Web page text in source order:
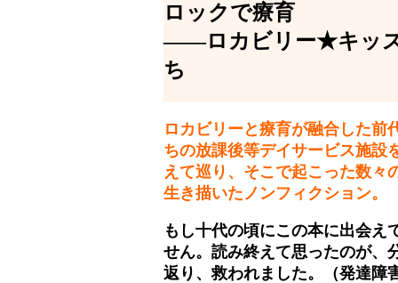
ロックで療育
――ロカビリー★キッズ
ち
ロカビリーと療育が融合した前
ちの放課後等デイサービス施設
えて巡り、そこで起こった数々
生き描いたノンフィクション。
もし十代の頃にこの本に出会え
せん。読み終えて思ったのが、
返り、救われました。（発達障